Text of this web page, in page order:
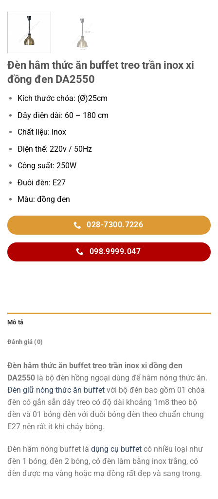
Đèn hâm thức ăn buffet treo trần inox xi
đồng đen DA2550
Kích thước chóa: (Ø)25cm
Dây điện dài: 60 – 180 cm
Chất liệu: inox
Điện thế: 220v / 50Hz
Công suất: 250W
Đuôi đèn: E27
Màu: đồng đen
028-7300.7226
098.9999.047
Mô tả
Đánh giá (0)
Đèn hâm thức ăn buffet treo trần inox xi đồng đen
DA2550 là bộ đèn hồng ngoại dùng để hâm nóng thức ăn.
Đèn giữ nóng thức ăn buffet với bộ đèn bao gồm 01 chóa
đèn có gắn sẵn dây treo có độ dài khoảng 1m8 theo bộ
đèn và 01 bóng đèn với đuôi bóng đèn theo chuẩn chung
E27 nên rất ít khi cháy bóng.
Đèn hâm nóng buffet là dụng cụ buffet có nhiều loại như
đèn 1 bóng, đèn 2 bóng, có đèn làm bằng inox trắng, có
đèn được mạ vàng hoặc mạ đồng rất đẹp và sang trọng.